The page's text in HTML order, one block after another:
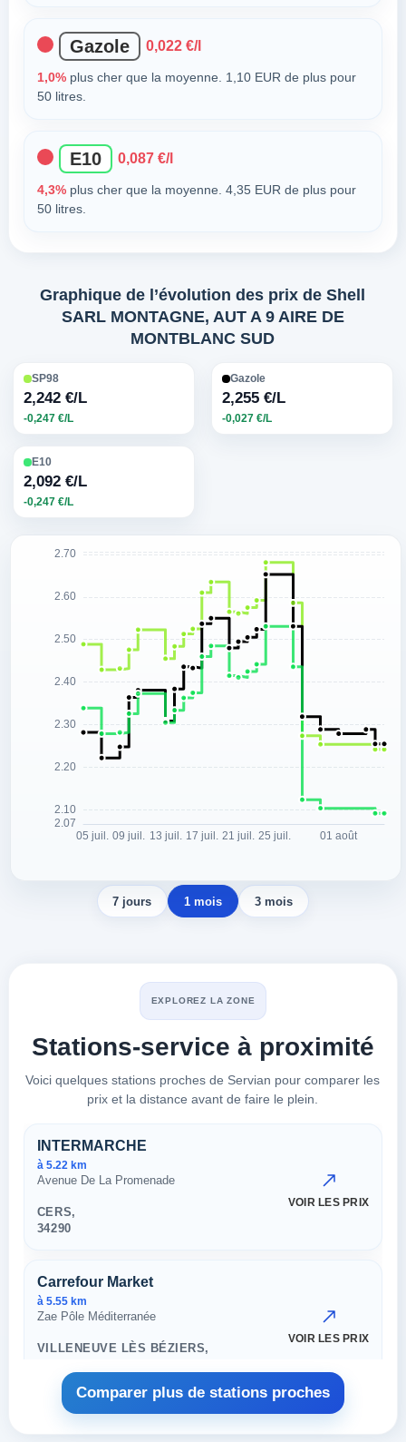
Gazole 0,022 €/l
1,0%plus cher que la moyenne. 1,10 EUR de plus pour
50 litres.
E10 0,087 €/l
4,3%plus cher que la moyenne. 4,35 EUR de plus pour
50 litres.
Graphique de l’évolution des prix de Shell
SARL MONTAGNE, AUT A 9 AIRE DE
MONTBLANC SUD
SP98
2,242 €/L
-0,247 €/L
Gazole
2,255 €/L
-0,027 €/L
E10
2,092 €/L
-0,247 €/L
7 jours 1 mois 3 mois
EXPLOREZ LA ZONE
Stations-service à proximité
Voici quelques stations proches de Servian pour comparer les
prix et la distance avant de faire le plein.
Stations proches à Servian
INTERMARCHE
à 5.22 km
Avenue De La Promenade
CERS,
34290
VOIR LES PRIX
Carrefour Market
à 5.55 km
Zae Pôle Méditerranée
VILLENEUVE LÈS BÉZIERS,
VOIR LES PRIX
038. MARANDIS
à 6.43 km
Comparer plus de stations proches